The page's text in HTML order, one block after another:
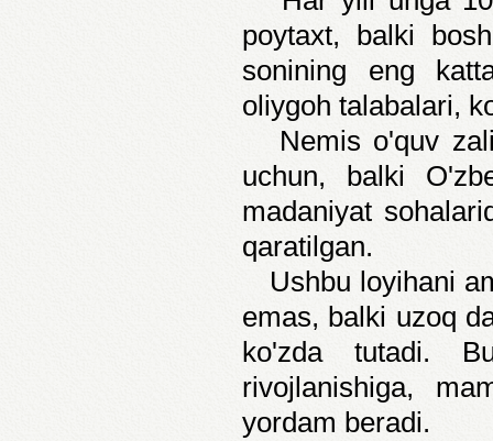
poytaxt, balki
sonining eng
oliygoh talabalari,
Nemis o'quv zali
uchun, balki
madaniyat
qaratilgan.
Ushbu loyihani
emas, balki uzoq
ko'zda tutadi.
rivojlanishiga,
yordam beradi.